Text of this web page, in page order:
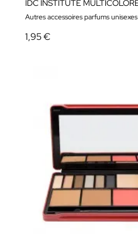
Autres accessoires parfums unisexes
1,95 €